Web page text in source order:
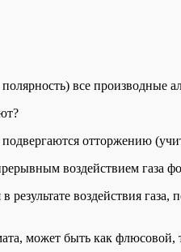
все производные
отторжению
воздействием газа
воздействия
может быть как